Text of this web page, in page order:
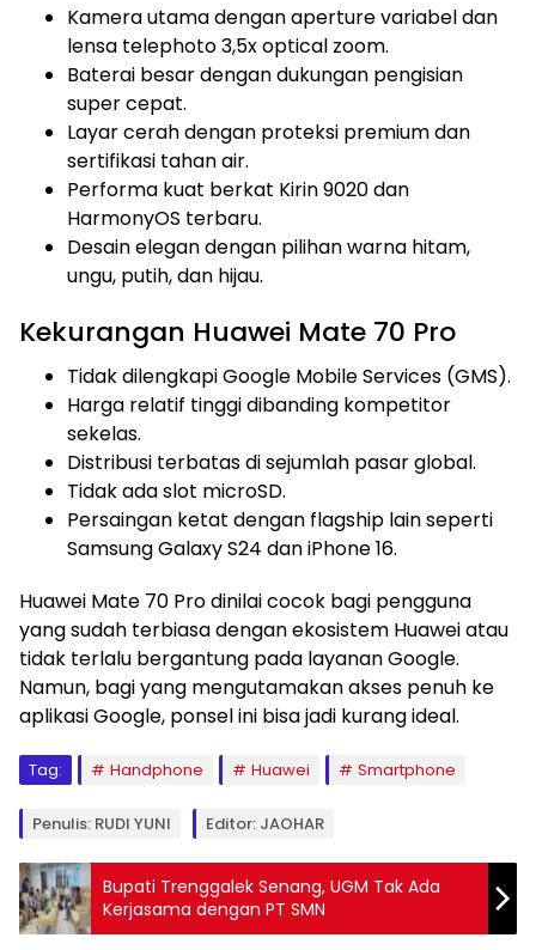
Kamera utama dengan aperture variabel dan
lensa telephoto 3,5x optical zoom.
Baterai besar dengan dukungan pengisian
super cepat.
Layar cerah dengan proteksi premium dan
sertifikasi tahan air.
Performa kuat berkat Kirin 9020 dan
HarmonyOS terbaru.
Desain elegan dengan pilihan warna hitam,
ungu, putih, dan hijau.
Kekurangan Huawei Mate 70 Pro
Tidak dilengkapi Google Mobile Services (GMS).
Harga relatif tinggi dibanding kompetitor
sekelas.
Distribusi terbatas di sejumlah pasar global.
Tidak ada slot microSD.
Persaingan ketat dengan flagship lain seperti
Samsung Galaxy S24 dan iPhone 16.
Huawei Mate 70 Pro dinilai cocok bagi pengguna
yang sudah terbiasa dengan ekosistem Huawei atau
tidak terlalu bergantung pada layanan Google.
Namun, bagi yang mengutamakan akses penuh ke
aplikasi Google, ponsel ini bisa jadi kurang ideal.
Tag: Handphone Huawei Smartphone
Penulis: RUDI YUNI Editor: JAOHAR
Bupati Trenggalek Senang, UGM Tak Ada
Kerjasama dengan PT SMN